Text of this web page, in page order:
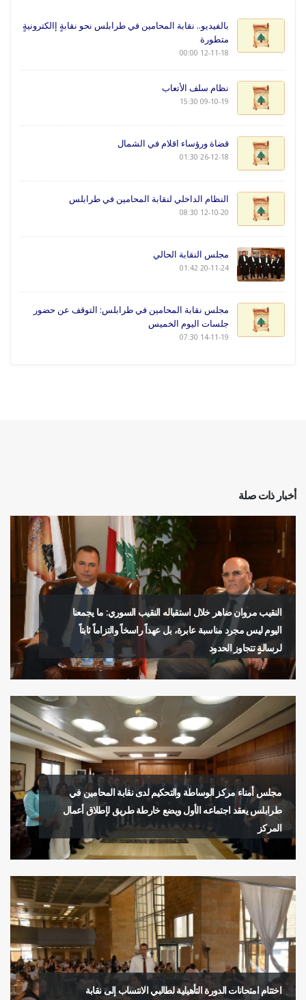
بالفيديو.. نقابة المحامين في طرابلس نحو نقابةٍ إالكترونيةٍ
متطورة
12-11-18 00:00
نظام سلف الأتعاب
09-10-19 15:30
قضاة ورؤساء اقلام في الشمال
26-12-18 01:30
النظام الداخلي لنقابة المحامين في طرابلس
12-10-20 08:30
مجلس النقابة الحالي
20-11-24 01:42
مجلس نقابة المحامين في طرابلس: التوقف عن حضور
جلسات اليوم الخميس
14-11-19 07:30
أخبار ذات صلة
النقيب مروان ضاهر خلال استقباله النقيب السوري: ما يجمعنا
اليوم ليس مجرد مناسبة عابرة، بل عهداً راسخاً والتزاماً ثابتاً
لرسالةٍ تتجاوز الحدود
مجلس أمناء مركز الوساطة والتحكيم لدى نقابة المحامين في
طرابلس يعقد اجتماعه الأول ويضع خارطة طريق لإطلاق أعمال
المركز
اختتام امتحانات الدورة التأهيلية لطالبي الانتساب إلى نقابة